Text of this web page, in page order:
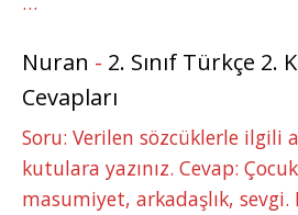
Nuran - 2. Sınıf Türkçe 2.
Cevapları
Soru: Verilen sözcüklerle ilgili
kutulara yazınız. Cevap:
masumiyet, arkadaşlık, sevgi.